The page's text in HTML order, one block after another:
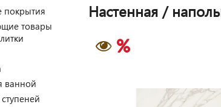
покрытия
товары
ванной
Настенная /